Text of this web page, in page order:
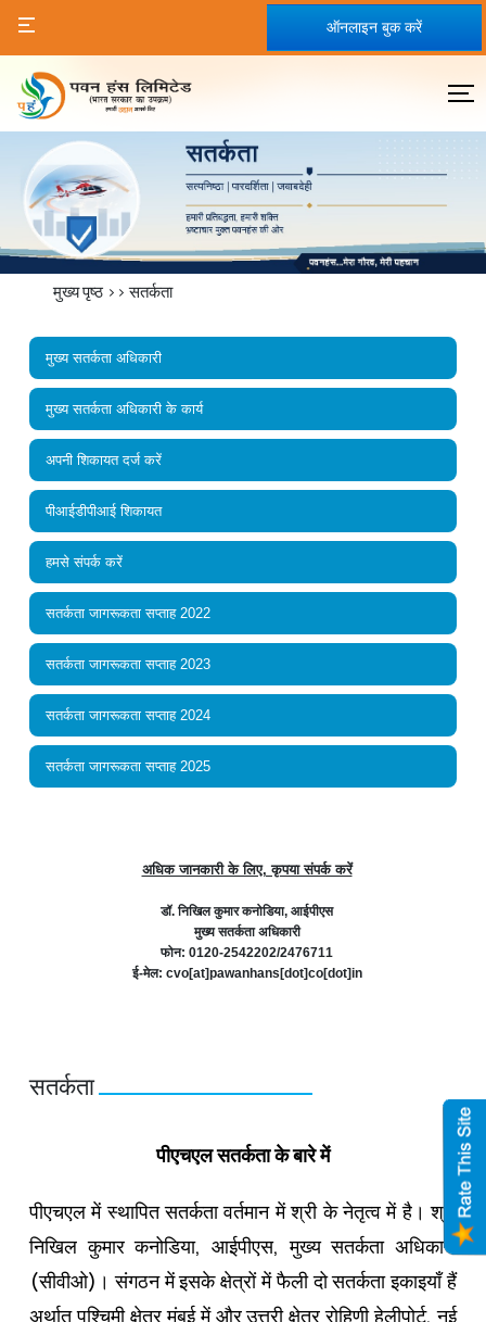
ऑनलाइन बुक करें
मुख्य पृष्ठ >>सतर्कता
मुख्य सतर्कता अधिकारी
मुख्य सतर्कता अधिकारी के कार्य
अपनी शिकायत दर्ज करें
पीआईडीपीआई शिकायत
हमसे संपर्क करें
सतर्कता जागरूकता सप्ताह 2022
सतर्कता जागरूकता सप्ताह 2023
सतर्कता जागरूकता सप्ताह 2024
सतर्कता जागरूकता सप्ताह 2025
अधिक जानकारी के लिए, कृपया संपर्क करें
डॉ. निखिल कुमार कनोडिया, आईपीएस
मुख्य सतर्कता अधिकारी
फोन: 0120-2542202/2476711
ई-मेल: cvo[at]pawanhans[dot]co[dot]in
सतर्कता
पीएचएल सतर्कता के बारे में
पीएचएल में स्थापित सतर्कता वर्तमान में श्री के नेतृत्व में है। श्री
निखिल कुमार कनोडिया, आईपीएस, मुख्य सतर्कता अधिकारी
(सीवीओ)। संगठन में इसके क्षेत्रों में फैली दो सतर्कता इकाइयाँ हैं
अर्थात पश्चिमी क्षेत्र मुंबई में और उत्तरी क्षेत्र रोहिणी हेलीपोर्ट, नई